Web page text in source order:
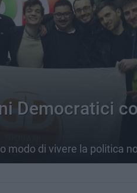
Democratici
modo di vivere la politica